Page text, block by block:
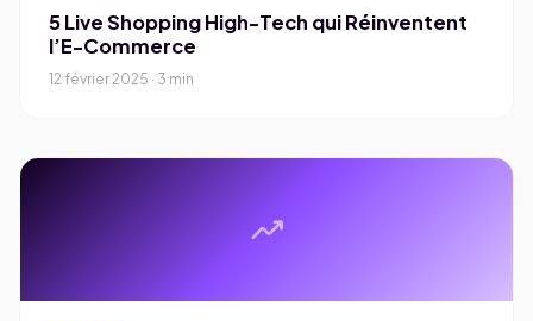
5 Live Shopping High-Tech qui Réinventent
l’E-Commerce
12 février 2025 · 3 min
trending_up